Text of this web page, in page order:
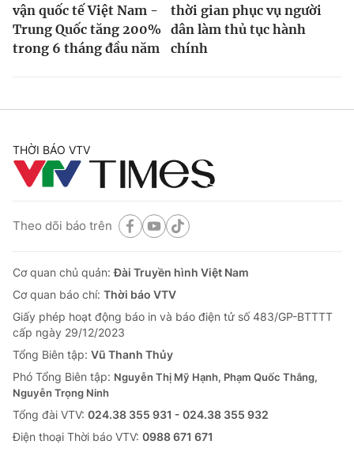
vận quốc tế Việt Nam -
Trung Quốc tăng 200%
trong 6 tháng đầu năm
thời gian phục vụ người
dân làm thủ tục hành
chính
THỜI BÁO VTV
Theo dõi báo trên
Cơ quan chủ quản:Đài Truyền hình Việt Nam
Cơ quan báo chí: Thời báo VTV
Giấy phép hoạt động báo in và báo điện tử số 483/GP-BTTTT
cấp ngày 29/12/2023
Tổng Biên tập: Vũ Thanh Thủy
Phó Tổng Biên tập: Nguyễn Thị Mỹ Hạnh, Phạm Quốc Thắng,
Nguyễn Trọng Ninh
Tổng đài VTV: 024.38 355 931 - 024.38 355 932
Ðiện thoại Thời báo VTV: 0988 671 671